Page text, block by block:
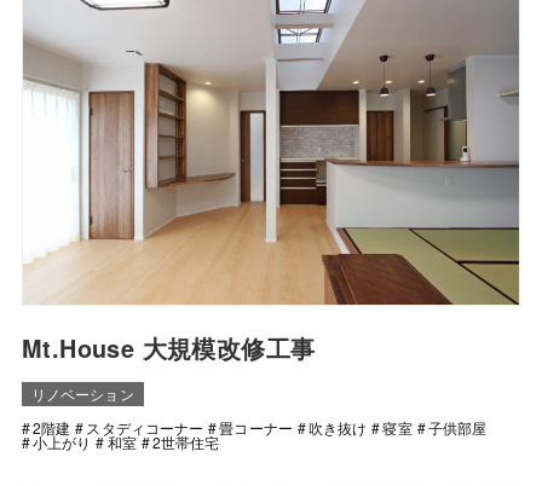
Mt.House 大規模改修工事
リノベーション
2階建
スタディコーナー 畳コーナー 吹き抜け 寝室 子供部屋
小上がり 和室 2世帯住宅